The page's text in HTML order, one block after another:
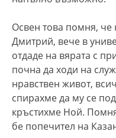
Освен това помня, че
Дмитрий, вече в
отдаде на вярата с
почна да ходи на
нравствен живот,
спирахме да му се
кръстихме Ной.
бе попечител на